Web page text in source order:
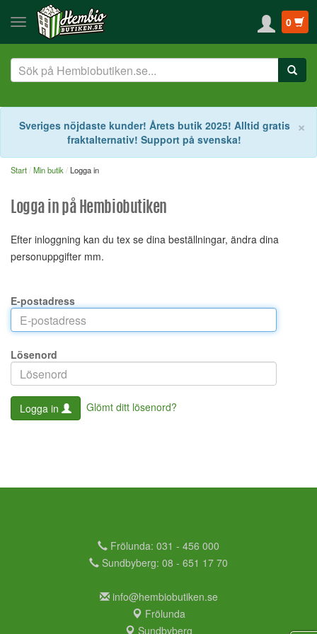
0
×
Sveriges nöjdaste kunder! Årets butik 2025! Alltid gratis
fraktalternativ! Support på svenska!
Start Min butik Logga in
Logga in på Hembiobutiken
Efter inloggning kan du tex se dina beställningar, ändra dina
personuppgifter mm.
E-postadress
Lösenord
Logga in Glömt ditt lösenord?
Frölunda: 031 - 456 000
Sundbyberg: 08 - 651 17 70
info@hembiobutiken.se
Frölunda
Sundbyberg